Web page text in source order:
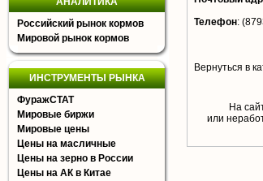
Российский рынок кормов
Мировой рынок кормов
ИНСТРУМЕНТЫ РЫНКА
ФуражСТАТ
Мировые биржи
Мировые цены
Цены на масличные
Цены на зерно в России
Цены на АК в Китае
Телефон:
Вернуться в
На
или